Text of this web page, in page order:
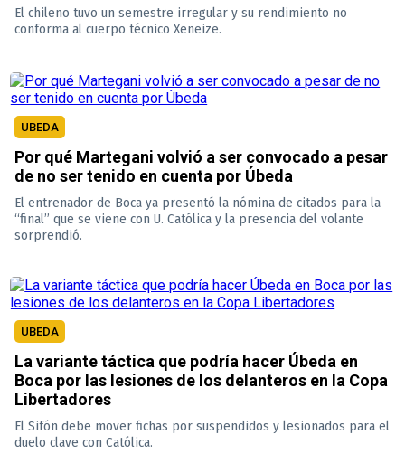
El chileno tuvo un semestre irregular y su rendimiento no
conforma al cuerpo técnico Xeneize.
UBEDA
Por qué Martegani volvió a ser convocado a pesar
de no ser tenido en cuenta por Úbeda
El entrenador de Boca ya presentó la nómina de citados para la
“final” que se viene con U. Católica y la presencia del volante
sorprendió.
UBEDA
La variante táctica que podría hacer Úbeda en
Boca por las lesiones de los delanteros en la Copa
Libertadores
El Sifón debe mover fichas por suspendidos y lesionados para el
duelo clave con Católica.